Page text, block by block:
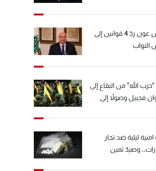
الرئيس عون ردّ 4 قوانين إلى
"حزب الله" من البقاع إلى
فجبيل وصولاً إلى
امنية ليلية ضد تجار
وصيدٌ ثمين